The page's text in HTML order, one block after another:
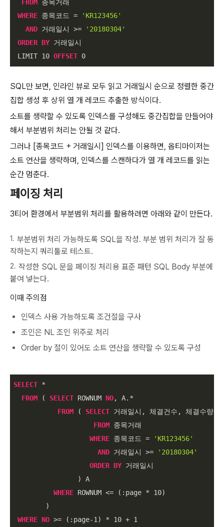
FROM
종목거래
WHERE 종목코드 =
'KR123456'
AND 거래일시 >=
'20180304'
ORDER BY 거래일시
LIMIT 10 OFFSET 0
SQL만 보면, 인라인 뷰로 모두 읽고 거래일시 순으로 정렬한 중간
집합 생성 후 상위 열 개 레코드 추출한 방식이다.
소트를 생략할 수 있도록 인덱스를 구성해도 중간집합을 만들어야
해서 부분범위 처리는 안될 것 같다.
그러나 [종목코드 + 거래일시] 인덱스를 이용하면, 옵티마이저는
소트 연산을 생략하며, 인덱스를 스캔하다가 열 개 레코드를 읽는
순간 멈춘다.
페이징 처리
3티어 환경에서 부분범위 처리를 활용하려면 아래와 같이 만든다.
부분범위 처리 가능하도록 SQL을 작성. 부분 범위 처리가 잘 동
작하는지 쿼리툴로 테스트.
작성한 SQL 문을 페이징 처리용 표준 패턴 SQL Body 부분에
붙여 넣는다.
이때 주의점
인덱스 사용 가능하도록 조건절을 구사
조인은 NL 조인 위주로 처리
Order by 절이 있어도 소트 연산을 생략할 수 있도록 구성
SELECT *
FROM ( SELECT ROWNUM NO, A. *
FROM ( SELECT 거래일시, 체결건수, 체결수량,
FROM 종목거래
WHERE 종목코드 =
'KR123456'
AND 거래일시 >=
'20180304'
ORDER BY 거래일시
                ) A
WHERE ROWNUM <= (:page * 10)
        )
WHERE NO >= (:page-1) * 10 + 1